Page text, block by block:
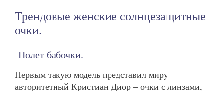
Трендовые женские солнцезащитные
очки.
Полет бабочки.
Первым такую модель представил миру
авторитетный Кристиан Диор – очки с линзами,